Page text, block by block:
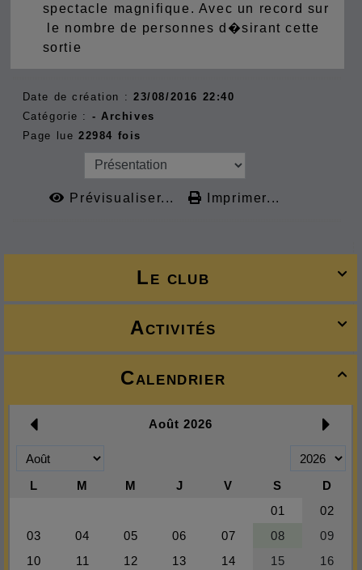

Le club

Activités

Calendrier
spectacle magnifique. Avec un record sur
le nombre de personnes d�sirant cette
sortie
Date de création : 23/08/2016 22:40
Catégorie : - Archives
Page lue 22984 fois
Prévisualiser... Imprimer...